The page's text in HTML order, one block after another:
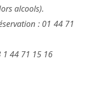
alcools).
: 01 44 71
1 44 71 15 16